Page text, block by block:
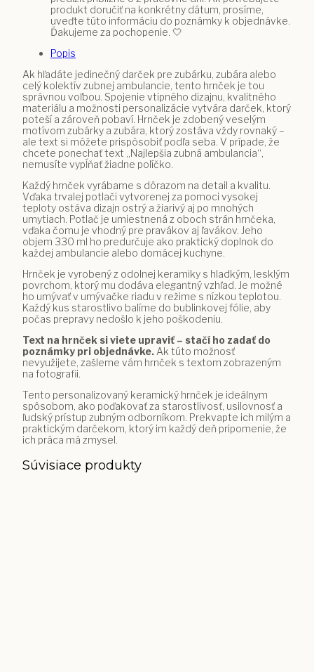
produkt doručiť na konkrétny dátum, prosíme,
uveďte túto informáciu do poznámky k objednávke.
Ďakujeme za pochopenie. 🤍
Popis
Ak hľadáte jedinečný darček pre zubárku, zubára alebo
celý kolektív zubnej ambulancie, tento hrnček je tou
správnou voľbou. Spojenie vtipného dizajnu, kvalitného
materiálu a možnosti personalizácie vytvára darček, ktorý
poteší a zároveň pobaví. Hrnček je zdobený veselým
motívom zubárky a zubára, ktorý zostáva vždy rovnaký –
ale text si môžete prispôsobiť podľa seba. V prípade, že
chcete ponechať text „Najlepšia zubná ambulancia“,
nemusíte vypĺňať žiadne políčko.
Každý hrnček vyrábame s dôrazom na detail a kvalitu.
Vďaka trvalej potlači vytvorenej za pomoci vysokej
teploty ostáva dizajn ostrý a žiarivý aj po mnohých
umytiach. Potlač je umiestnená z oboch strán hrnčeka,
vďaka čomu je vhodný pre pravákov aj ľavákov. Jeho
objem 330 ml ho predurčuje ako praktický doplnok do
každej ambulancie alebo domácej kuchyne.
Hrnček je vyrobený z odolnej keramiky s hladkým, lesklým
povrchom, ktorý mu dodáva elegantný vzhľad. Je možné
ho umývať v umývačke riadu v režime s nízkou teplotou.
Každý kus starostlivo balíme do bublinkovej fólie, aby
počas prepravy nedošlo k jeho poškodeniu.
Text na hrnček si viete upraviť – stačí ho zadať do
poznámky pri objednávke. Ak túto možnosť
nevyužijete, zašleme vám hrnček s textom zobrazeným
na fotografii.
Tento personalizovaný keramický hrnček je ideálnym
spôsobom, ako poďakovať za starostlivosť, usilovnosť a
ľudský prístup zubným odborníkom. Prekvapte ich milým a
praktickým darčekom, ktorý im každý deň pripomenie, že
ich práca má zmysel.
Súvisiace produkty